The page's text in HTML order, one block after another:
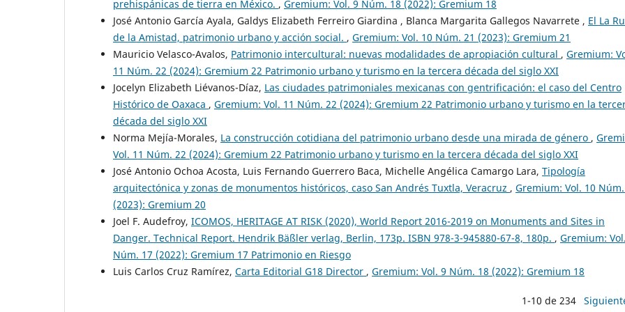
prehispánicas de tierra en México. , Gremium: Vol. 9 Núm. 18 (2022): Gremium 18
José Antonio García Ayala, Galdys Elizabeth Ferreiro Giardina , Blanca Margarita Gallegos Navarrete , El La
de la Amistad, patrimonio urbano y acción social. , Gremium: Vol. 10 Núm. 21 (2023): Gremium 21
Mauricio Velasco-Avalos, Patrimonio intercultural: nuevas modalidades de apropiación cultural , Gremium:
11 Núm. 22 (2024): Gremium 22 Patrimonio urbano y turismo en la tercera década del siglo XXI
Jocelyn Elizabeth Liévanos-Díaz, Las ciudades patrimoniales mexicanas con gentrificación: el caso del Centro
Histórico de Oaxaca , Gremium: Vol. 11 Núm. 22 (2024): Gremium 22 Patrimonio urbano y turismo en la
década del siglo XXI
Norma Mejía-Morales, La construcción cotidiana del patrimonio urbano desde una mirada de género ,
Vol. 11 Núm. 22 (2024): Gremium 22 Patrimonio urbano y turismo en la tercera década del siglo XXI
José Antonio Ochoa Acosta, Luis Fernando Guerrero Baca, Michelle Angélica Camargo Lara, Tipología
arquitectónica y zonas de monumentos históricos, caso San Andrés Tuxtla, Veracruz , Gremium: Vol. 10
(2023): Gremium 20
Joel F. Audefroy, ICOMOS, HERITAGE AT RISK (2020), World Report 2016-2019 on Monuments and Sites in
Danger. Technical Report. Hendrik Bäßler verlag, Berlin, 173p. ISBN 978-3-945880-67-8, 180p. , Gremium:
Núm. 17 (2022): Gremium 17 Patrimonio en Riesgo
Luis Carlos Cruz Ramírez, Carta Editorial G18 Director , Gremium: Vol. 9 Núm. 18 (2022): Gremium 18
1-10 de 234